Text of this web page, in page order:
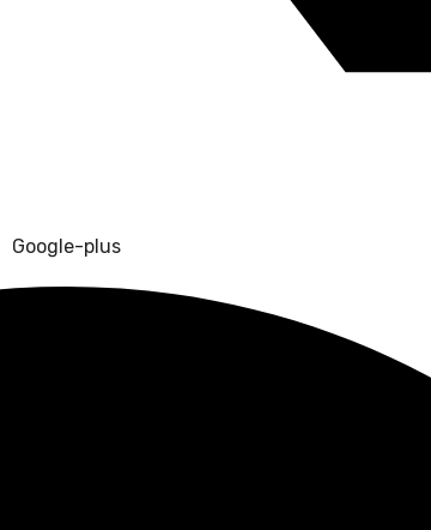
Google-plus